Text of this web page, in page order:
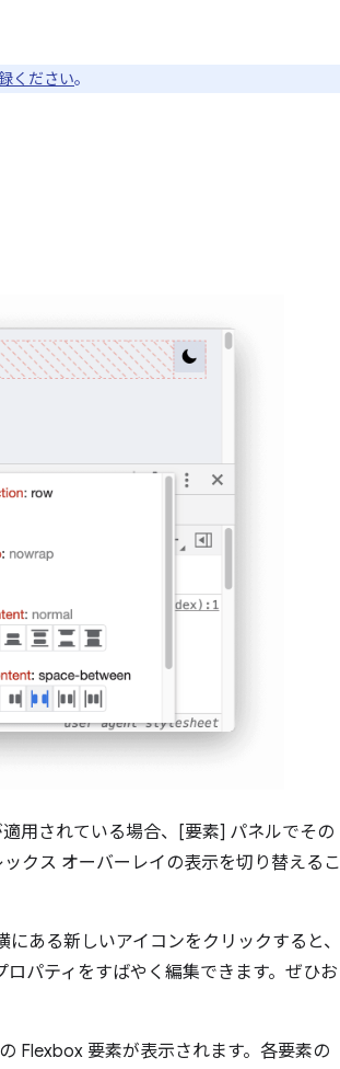
ください。
用されている場合、[要素] パネルでその
クス オーバーレイの表示を切り替えるこ
にある新しいアイコンをクリックすると、
パティをすばやく編集できます。ぜひお
Flexbox 要素が表示されます。各要素の